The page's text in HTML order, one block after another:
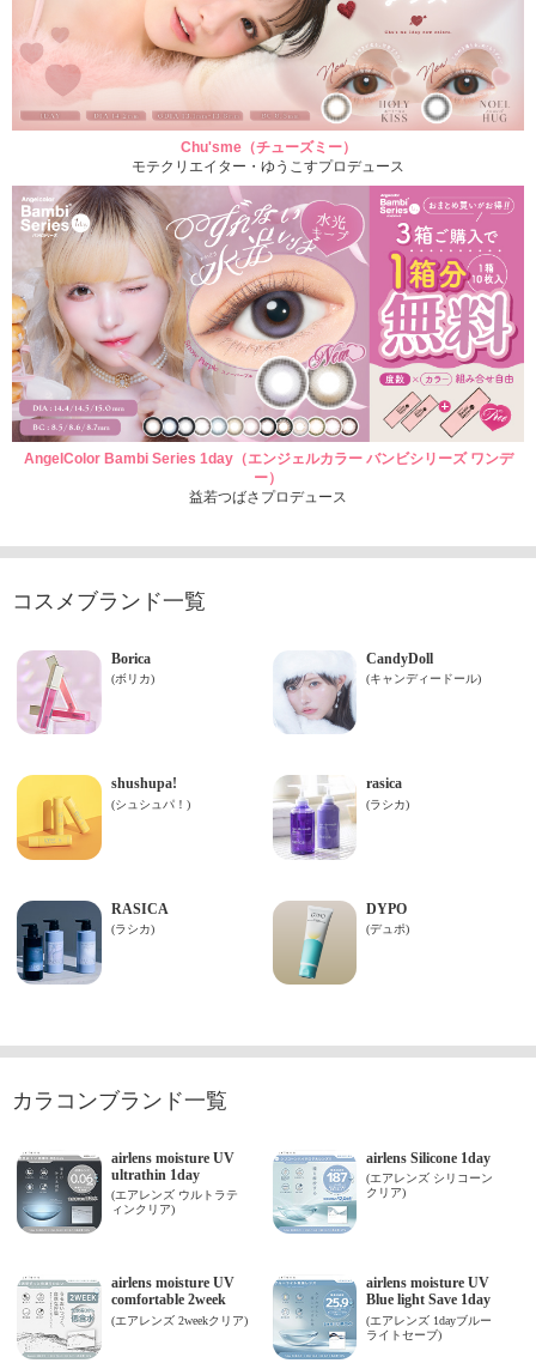
Chu'sme（チューズミー）
モテクリエイター・ゆうこすプロデュース
AngelColor Bambi Series 1day（エンジェルカラー バンビシリーズ ワンデ
ー）
益若つばさプロデュース
コスメブランド一覧
カラコンブランド一覧